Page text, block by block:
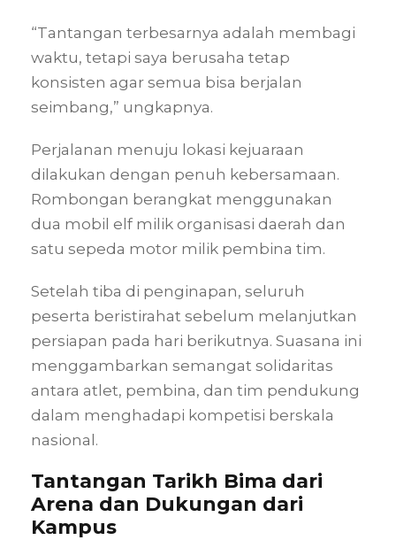
“Tantangan terbesarnya adalah membagi
waktu, tetapi saya berusaha tetap
konsisten agar semua bisa berjalan
seimbang,” ungkapnya.
Perjalanan menuju lokasi kejuaraan
dilakukan dengan penuh kebersamaan.
Rombongan berangkat menggunakan
dua mobil elf milik organisasi daerah dan
satu sepeda motor milik pembina tim.
Setelah tiba di penginapan, seluruh
peserta beristirahat sebelum melanjutkan
persiapan pada hari berikutnya. Suasana ini
menggambarkan semangat solidaritas
antara atlet, pembina, dan tim pendukung
dalam menghadapi kompetisi berskala
nasional.
Tantangan Tarikh Bima dari
Arena dan Dukungan dari
Kampus